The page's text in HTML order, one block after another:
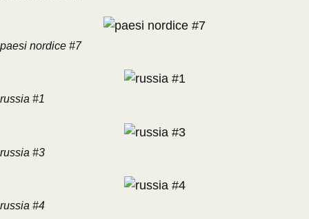
paesi nordice #7
russia #1
russia #3
russia #4